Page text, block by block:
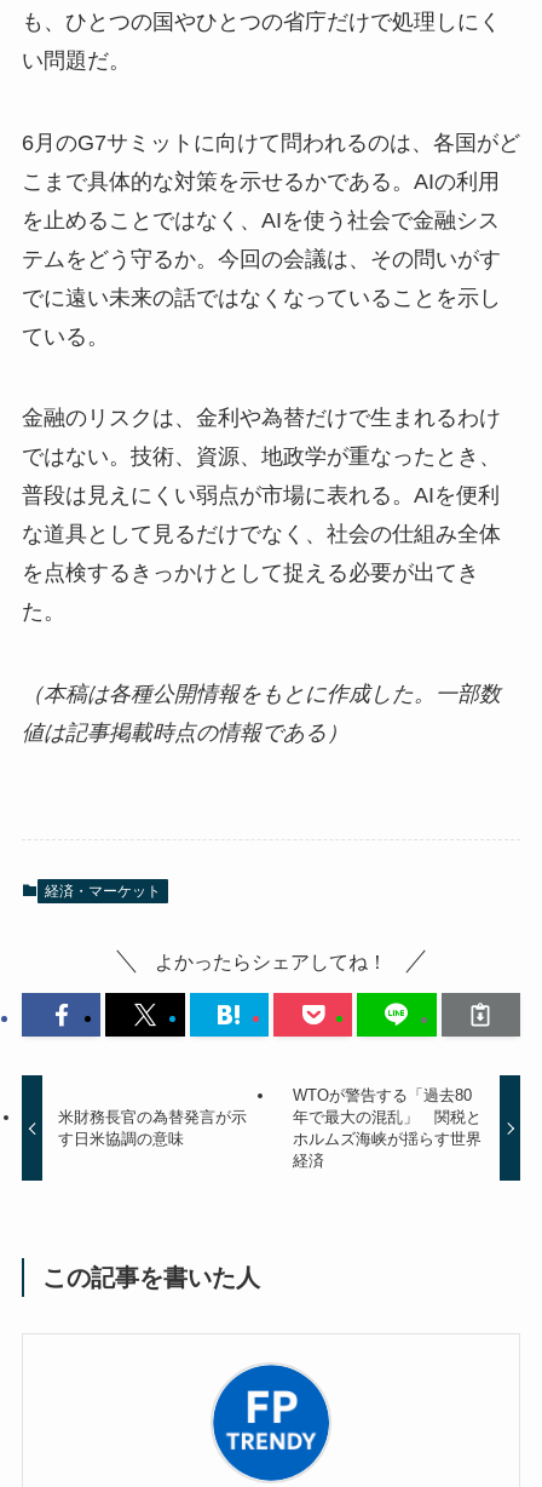
も、ひとつの国やひとつの省庁だけで処理しにく
い問題だ。
6月のG7サミットに向けて問われるのは、各国がど
こまで具体的な対策を示せるかである。AIの利用
を止めることではなく、AIを使う社会で金融シス
テムをどう守るか。今回の会議は、その問いがす
でに遠い未来の話ではなくなっていることを示し
ている。
金融のリスクは、金利や為替だけで生まれるわけ
ではない。技術、資源、地政学が重なったとき、
普段は見えにくい弱点が市場に表れる。AIを便利
な道具として見るだけでなく、社会の仕組み全体
を点検するきっかけとして捉える必要が出てき
た。
（本稿は各種公開情報をもとに作成した。一部数
値は記事掲載時点の情報である）
経済・マーケット
よかったらシェアしてね！
米財務長官の為替発言が示
す日米協調の意味
WTOが警告する「過去80
年で最大の混乱」 関税と
ホルムズ海峡が揺らす世界
経済
この記事を書いた人